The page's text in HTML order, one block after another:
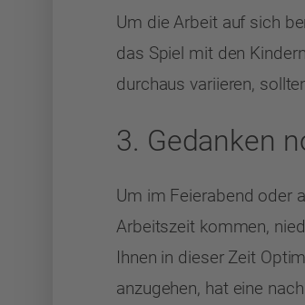
Um die Arbeit auf sich
das Spiel mit den
durchaus variieren,
3. Gedanken
Um im Feierabend oder
Arbeitszeit kommen,
Ihnen in dieser Zeit
anzugehen, hat eine